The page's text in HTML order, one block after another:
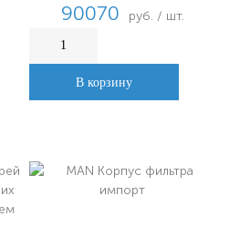
90070
руб. / шт.
В корзину